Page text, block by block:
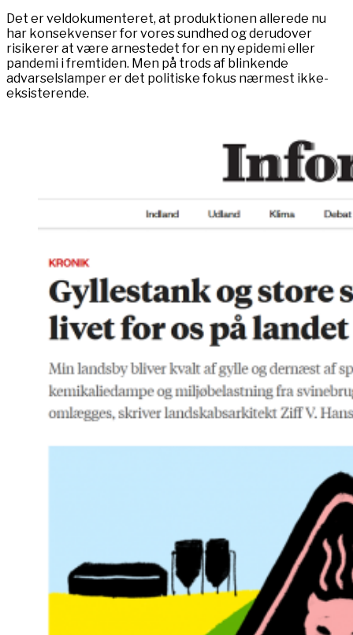
Det er veldokumenteret, at produktionen allerede nu
har konsekvenser for vores sundhed og derudover
risikerer at være arnestedet for en ny epidemi eller
pandemi i fremtiden. Men på trods af blinkende
advarselslamper er det politiske fokus nærmest ikke-
eksisterende.